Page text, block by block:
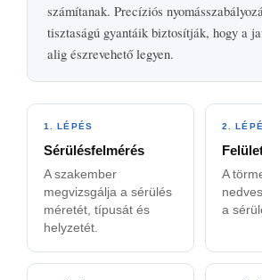
számítanak. Precíziós
tisztaságú gyantáik biztosítják, hogy a
alig észrevehető legyen.
1. LÉPÉS
Sérülésfelmérés
A szakember
megvizsgálja a sérülés
méretét, típusát és
helyzetét.
2.
A
a